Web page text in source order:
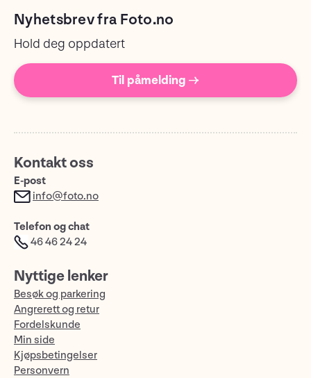
Nyhetsbrev fra Foto.no
Hold deg oppdatert
Til påmelding →
Kontakt oss
E-post
info@foto.no
Telefon og chat
46 46 24 24
Nyttige lenker
Besøk og parkering
Angrerett og retur
Fordelskunde
Min side
Kjøpsbetingelser
Personvern